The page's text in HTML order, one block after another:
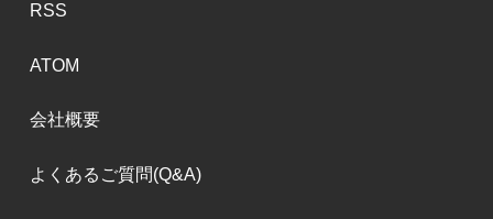
RSS
ATOM
会社概要
よくあるご質問(Q&A)